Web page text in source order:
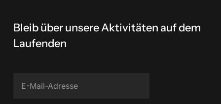
Bleib über unsere Aktivitäten auf dem
Laufenden